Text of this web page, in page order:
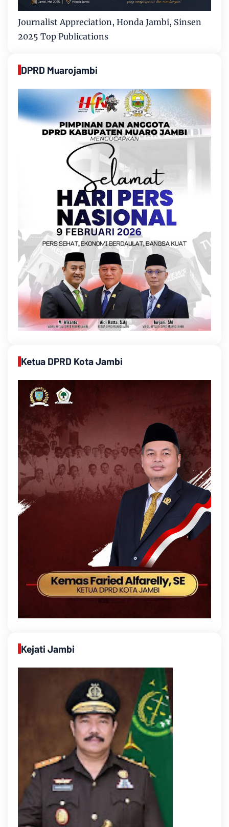
Journalist Appreciation, Honda Jambi, Sinsen
2025 Top Publications
DPRD Muarojambi
Ketua DPRD Kota Jambi
Kejati Jambi